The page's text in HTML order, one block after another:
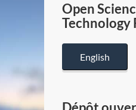
Open
Technology
English